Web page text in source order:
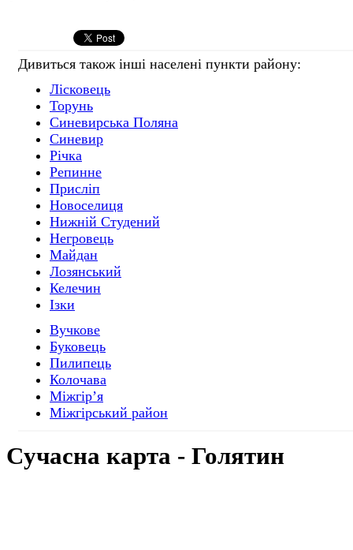
Дивиться також інші населені пункти району:
Лісковець
Торунь
Синевирська Поляна
Синевир
Річка
Репинне
Присліп
Новоселиця
Нижній Студений
Негровець
Майдан
Лозянський
Келечин
Ізки
Вучкове
Буковець
Пилипець
Колочава
Міжгір’я
Міжгірський район
Cучасна карта - Голятин